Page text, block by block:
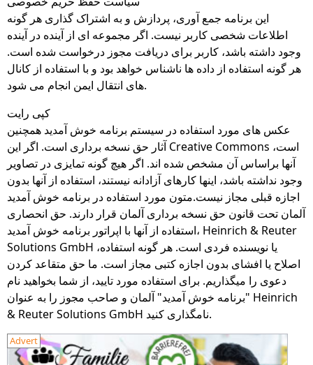
این برنامه جمع آوری، پردازش و به اشتراک گذاری هر گونه
اطلاعات شخصی کاربر نیست. اگر مجموعه ای از آینده در آینده
وجود داشته باشد، کاربر برای دریافت مجوز درخواست شده است.
هر گونه استفاده از داده ها ناشناس خواهد بود و با استفاده از کانال
های انتقال ایمن انجام می شود.
کپی رایت
عکس های مورد استفاده در سیستم برنامه خوش آمدید همچنین
آثار حق نسخه برداری است. اگر این Creative Commons است،
آنها براساس آن مشخص شده اند. اگر هیچ گونه تمایزی در تصاویر
وجود نداشته باشد، اینها کارهای آزادانه نیستند، استفاده از آنها بدون
اجازه قبلی مجاز نیست.متون مورد استفاده در برنامه خوش آمدید
آلمان تحت قانون حق نسخه برداری آلمان قرار دارند. حق انحصاری
استفاده از آنها با اپراتور برنامه خوش آمدید، Heinrich & Reuter
Solutions GmbH یا نویسنده فردی است. هر گونه استفاده،
اصلاح یا افشای بدون اجازه کتبی مجاز است. ما حق متقاعد کردن
دعوی را میگذاریم. برای استفاده مورد تایید، از شما بخواهید نام
"برنامه خوش آمدید" آلمان و صاحب مجوز را به عنوان Heinrich
& Reuter Solutions GmbH نامگذاری کنید.
Advert